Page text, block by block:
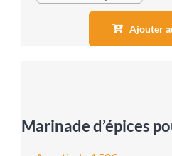
Ajouter
Marinade d’épices